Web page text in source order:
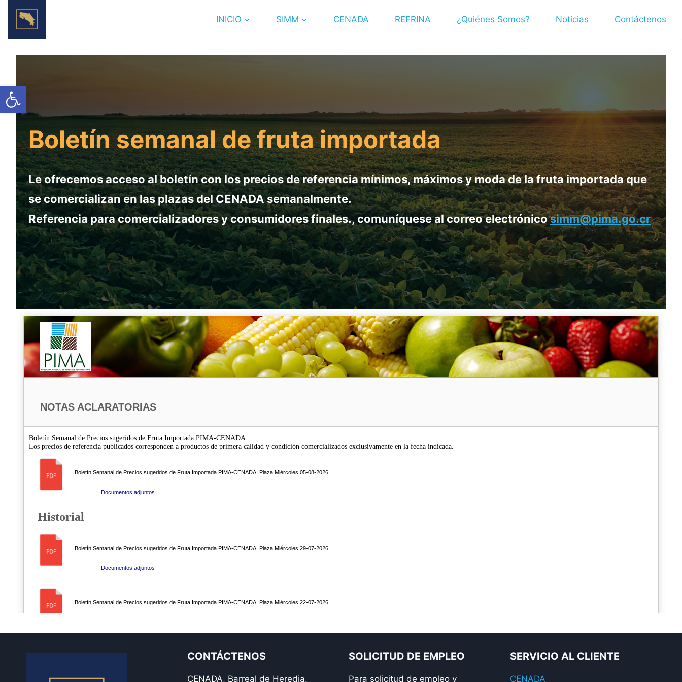
Open toolbar
INICIO SIMM CENADA REFRINA ¿Quiénes Somos? Noticias Contáctenos
Boletín semanal de fruta importada
Le ofrecemos acceso al boletín con los precios de referencia mínimos, máximos y moda de la fruta importada que
se comercializan en las plazas del CENADA semanalmente.
Referencia para comercializadores y consumidores finales., comuníquese al correo electrónicosimm@pima.go.cr
CONTÁCTENOS
CENADA, Barreal de Heredia.
SOLICITUD DE EMPLEO
Para solicitud de empleo y
SERVICIO AL CLIENTE
CENADA